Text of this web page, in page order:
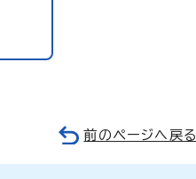
前のページへ戻る